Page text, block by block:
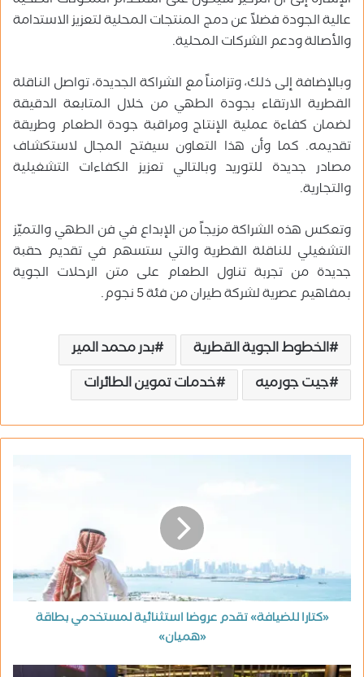
عالية الجودة فضلاً عن دمج المنتجات المحلية لتعزيز الاستدامة
والأصالة ودعم الشركات المحلية.
وبالإضافة إلى ذلك، وتزامناً مع الشراكة الجديدة، تواصل الناقلة
القطرية الارتقاء بجودة الطهي من خلال المتابعة الدقيقة
لضمان كفاءة عملية الإنتاج ومراقبة جودة الطعام وطريقة
تقديمه. كما وأن هذا التعاون سيفتح المجال لاستكشاف
مصادر جديدة للتوريد وبالتالي تعزيز الكفاءات التشغيلية
والتجارية.
وتعكس هذه الشراكة مزيجاً من الإبداع في فن الطهي والتميّز
التشغيلي للناقلة القطرية والتي ستسهم في تقديم حقبة
جديدة من تجربة تناول الطعام على متن الرحلات الجوية
بمفاهيم عصرية لشركة طيران من فئة 5 نجوم.
الخطوط الجوية القطرية
بدر محمد المير
جيت جورميه
خدمات تموين الطائرات
«كتارا للضيافة» تقدم عروضا استثنائية لمستخدمي بطاقة
«هميان»